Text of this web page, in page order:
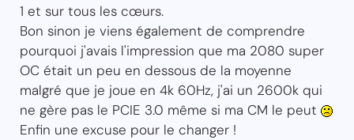
1 et sur tous les cœurs.
Bon sinon je viens également de comprendre
pourquoi j'avais l'impression que ma 2080 super
OC était un peu en dessous de la moyenne
malgré que je joue en 4k 60Hz, j'ai un 2600k qui
ne gère pas le PCIE 3.0 même si ma CM le peut
Enfin une excuse pour le changer !